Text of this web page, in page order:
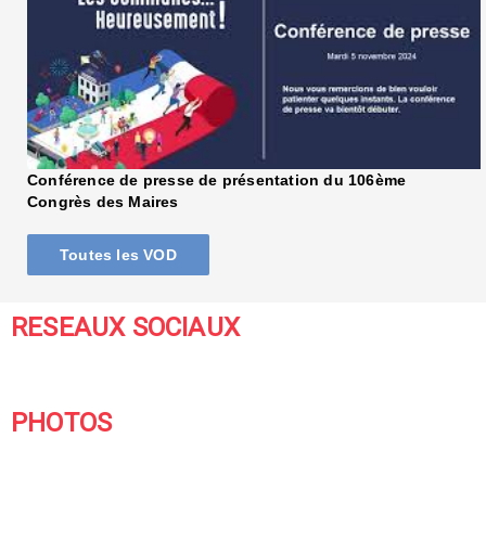
Conférence de presse de présentation du 106ème
Congrès des Maires
Toutes les VOD
RESEAUX SOCIAUX
PHOTOS